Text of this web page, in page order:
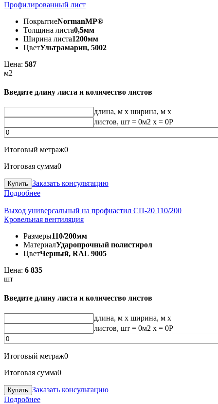
Профилированный лист
ПокрытиеNormanMP®
Толщина листа0,5мм
Ширина листа1200мм
ЦветУльтрамарин, 5002
Цена: 587
м2
Введите длину листа и количество листов
длина, м x ширина, м x
листов, шт = 0м2 x = 0Р
Итоговый метраж0
Итоговая сумма0
Заказать консультацию
Подробнее
Выход универсальный на профнастил СП-20 110/200
Кровельная вентиляция
Размеры110/200мм
МатериалУдаропрочный полистирол
ЦветЧерный, RAL 9005
Цена: 6 835
шт
Введите длину листа и количество листов
длина, м x ширина, м x
листов, шт = 0м2 x = 0Р
Итоговый метраж0
Итоговая сумма0
Заказать консультацию
Подробнее